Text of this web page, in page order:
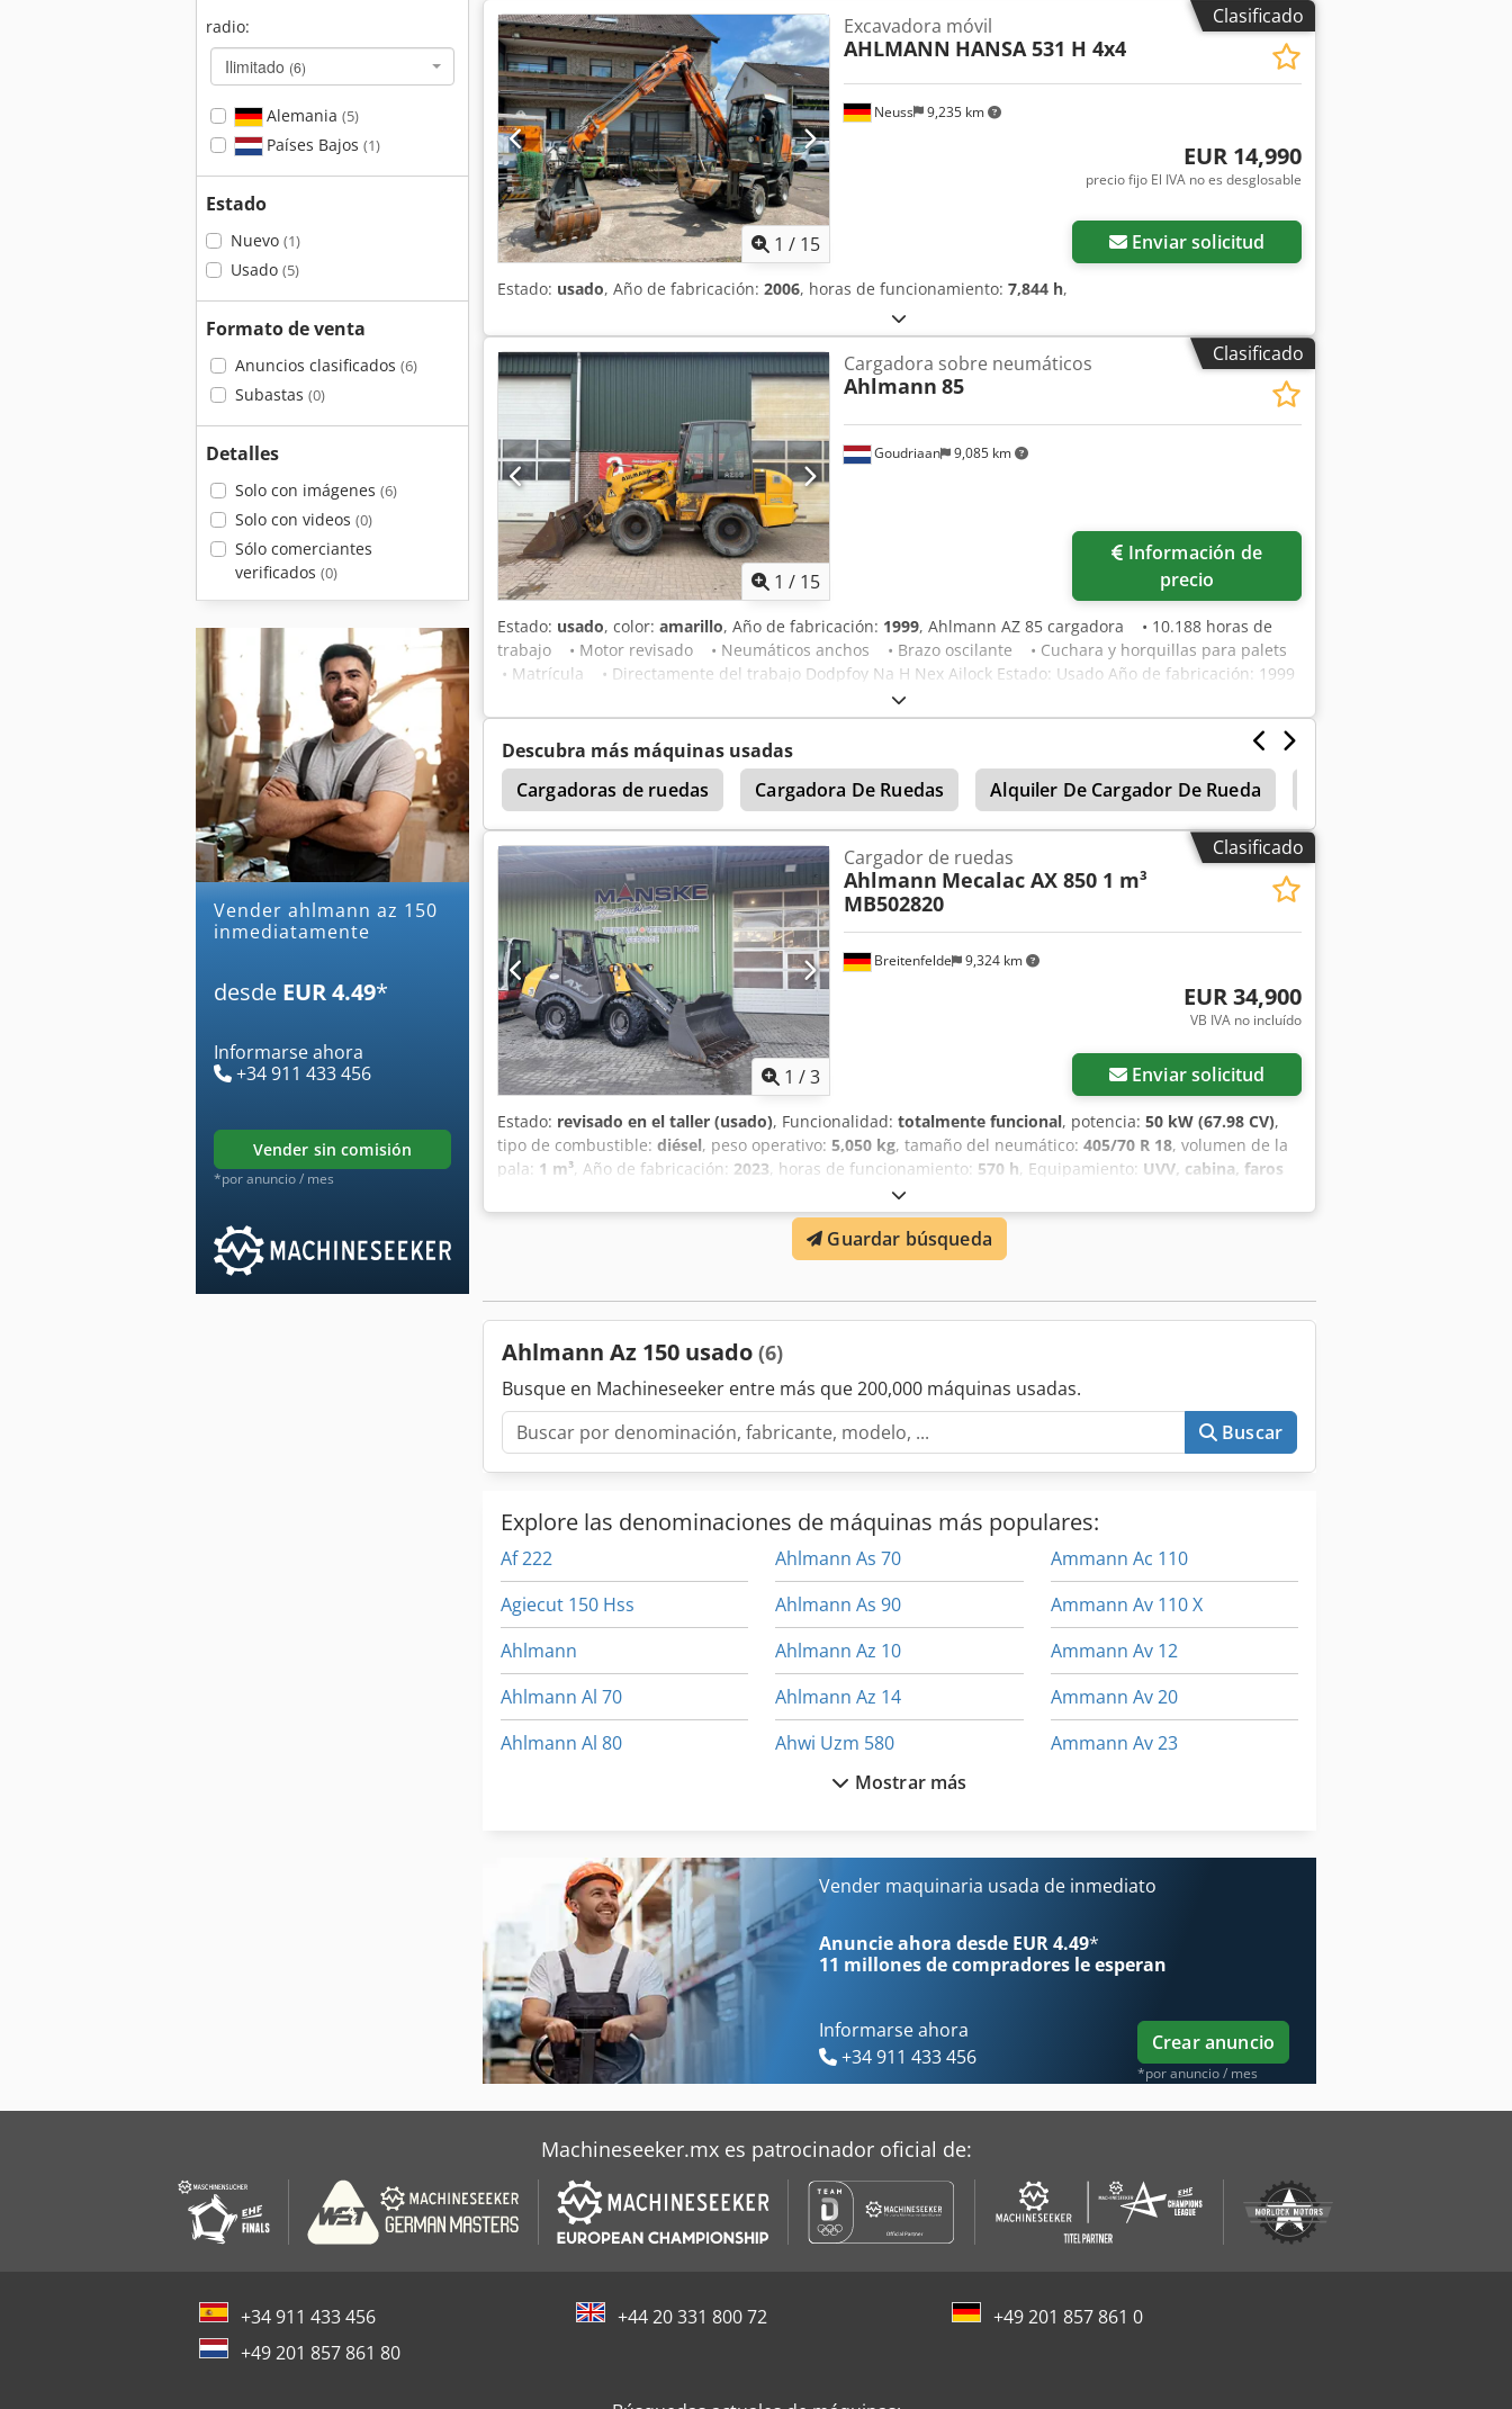
radio:
Ilimitado (6)
Alemania (5)
Países Bajos (1)
Estado
Nuevo (1)
Usado (5)
Formato de venta
Anuncios clasificados (6)
Subastas (0)
Detalles
Solo con imágenes (6)
Solo con videos (0)
Sólo comerciantes
verificados (0)
Vender ahlmann az 150
inmediatamente
desde EUR 4.49*
Informarse ahora
+34 911 433 456
vender sin comisión
*por anuncio / mes
Clasificado
1 / 15
Neuss 9,235 km
Excavadora móvil
AHLMANN HANSA 531 H 4x4
EUR 14,990
precio fijo El IVA no es desglosable
Enviar solicitud
Estado: usado, Año de fabricación: 2006, horas de funcionamiento: 7,844 h,
Clasificado
1 / 15
Goudriaan 9,085 km
Cargadora sobre neumáticos
Ahlmann 85
precio
Estado: usado, color: amarillo, Año de fabricación: 1999, Ahlmann AZ 85 cargadora • 10.188 horas de
trabajo • Motor revisado • Neumáticos anchos • Brazo oscilante • Cuchara y horquillas para palets
• Matrícula • Directamente del trabajo Dodpfoy Na H Nex Ailock Estado: Usado Año de fabricación: 1999
Descubra más máquinas usadas
Cargadoras de ruedas
Cargadora De Ruedas Alquiler De Cargador De Rueda
Liebherr Liebherr Grúas
Clasificado
1 /3
Breitenfelde 9,324 km
Cargador de ruedas
Ahlmann Mecalac AX 850 1 m³
MB502820
EUR 34,900
VB IVA no incluído
Enviar solicitud
Estado: revisado en el taller (usado), Funcionalidad: totalmente funcional, potencia: 50 kW (67.98 CV),
tipo de combustible: diésel, peso operativo: 5,050 kg, tamaño del neumático: 405/70 R 18, volumen de la
pala: 1 m³, Año de fabricación: 2023, horas de funcionamiento: 570 h, Equipamiento: UVV, cabina, faros
adicionales, hidráulica, horquillas para palés, pala estándar, recogedor trasero
km/versión, Sistema hidráulico auxiliar de circuito continuo, Acoplamientos hidráulicos para 1er circuito
adicional, Asiento confort Grammer, Neumáticos Mitas 405/70 R18, Caja de almacenamiento con tapa,
Dcedpfx Aietrna Hsljk Luces de trabajo traseras, preparación para radio, enganche rápido hidráulico,
Guardar búsqueda
Ahlmann Az 150 usado (6)
Busque en Machineseeker entre más que 200,000 máquinas usadas.
Buscar
Explore las denominaciones de máquinas más populares:
Af 222
Agiecut 150 Hss
Ahlmann
Ahlmann Al 70
Ahlmann Al 80
Ahlmann As 150
Ahlmann As 7
Ahlmann As 70
Ahlmann As 90
Ahlmann Az 10
Ahlmann Az 14
Ahwi Uzm 580
Alineación De Rueda
Alta Elevación Ant
Amazone Zam 1500
Ammann Ac 110
Ammann Av 110 X
Ammann Av 12
Ammann Av 20
Ammann Av 23
Mostrar más
Vender maquinaria usada de inmediato
Anuncie ahora desde EUR 4.49*
11 millones de compradores le esperan
Informarse ahora
+34 911 433 456
Crear anuncio
*por anuncio / mes
Machineseeker.mx es patrocinador oficial de:
+34 911 433 456 +44 20 331 800 72
+49 201 857 861 0
+49 201 857 861 80